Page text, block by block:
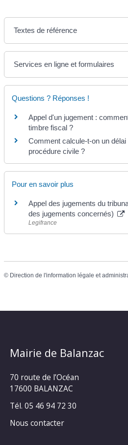
Textes de référence
Services en ligne et formulaires
Questions ? Réponses !
Appel d'un jugement :
timbre fiscal ?
Comment calcule-t-on un délai
procédure civile ?
Pour en savoir plus
Appel des jugements du
des jugements concernés)
Legifrance
© Direction de l'information légale et
Mairie de Balanzac
70 route de l’Océan
17600 BALANZAC
Tél. 05 46 94 72 30
Nous contacter